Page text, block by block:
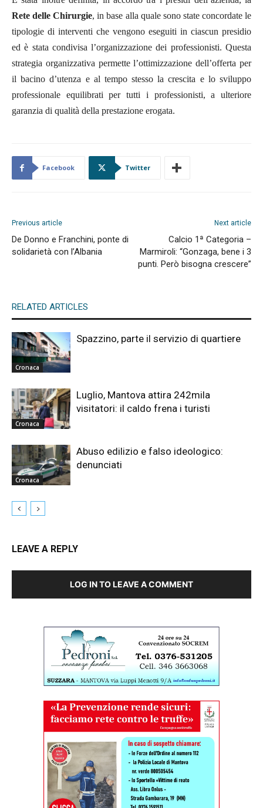
Rete delle Chirurgie, in base alla quale sono state concordate le
tipologie di interventi che vengono eseguiti in ciascun presidio
ed è stata condivisa l’organizzazione dei professionisti. Questa
strategia organizzativa permette l’ottimizzazione dell’offerta per
il bacino d’utenza e al tempo stesso la crescita e lo sviluppo
professionale equilibrati per tutti i professionisti, a ulteriore
garanzia di qualità della prestazione erogata.
Facebook Twitter
Previous article
De Donno e Franchini, ponte di
solidarietà con l’Albania
Next article
Calcio 1ª Categoria –
Marmiroli: “Gonzaga, bene i 3
punti. Però bisogna crescere”
RELATED ARTICLES
Cronaca
Spazzino, parte il servizio di quartiere
Cronaca
Luglio, Mantova attira 242mila
visitatori: il caldo frena i turisti
Cronaca
Abuso edilizio e falso ideologico:
denunciati
LEAVE A REPLY
LOG IN TO LEAVE A COMMENT